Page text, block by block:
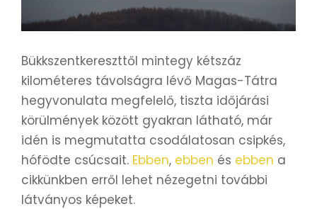
Bükkszentkereszttől mintegy kétszáz
kilométeres távolságra lévő Magas-Tátra
hegyvonulata megfelelő, tiszta időjárási
körülmények között gyakran látható, már
idén is megmutatta csodálatosan csipkés,
hófödte csúcsait. Ebben, ebben és ebben a
cikkünkben erről lehet nézegetni további
látványos képeket.